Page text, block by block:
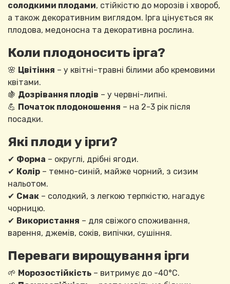
солодкими плодами, стійкістю до морозів і хвороб,
а також декоративним виглядом. Ірга цінується як
плодова, медоносна та декоративна рослина.
Коли плодоносить ірга?
🌸 Цвітіння – у квітні-травні білими або кремовими
квітами.
🍇 Дозрівання плодів – у червні-липні.
💪 Початок плодоношення – на 2-3 рік після
посадки.
Які плоди у ірги?
✔ Форма – округлі, дрібні ягоди.
✔ Колір – темно-синій, майже чорний, з сизим
нальотом.
✔ Смак – солодкий, з легкою терпкістю, нагадує
чорницю.
✔ Використання – для свіжого споживання,
варення, джемів, соків, випічки, сушіння.
Переваги вирощування ірги
🌱 Морозостійкість – витримує до -40°C.